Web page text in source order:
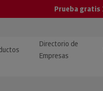
Prueba gratis
Directorio de
Empresas